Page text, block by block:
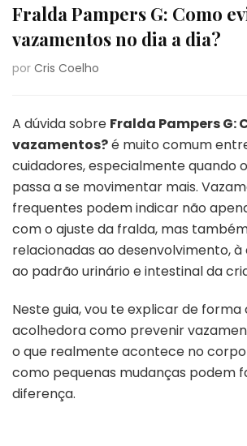
Fralda Pampers G: Como
vazamentos no dia a dia?
por Cris Coelho
A dúvida sobre Fralda Pampers G:
vazamentos?é muito comum
cuidadores, especialmente quando
passa a se movimentar mais.
frequentes podem indicar não
com o ajuste da fralda, mas
relacionadas ao desenvolvimento,
ao padrão urinário e intestinal da
Neste guia, vou te explicar de forma
acolhedora como prevenir
o que realmente acontece no
como pequenas mudanças podem
diferença.